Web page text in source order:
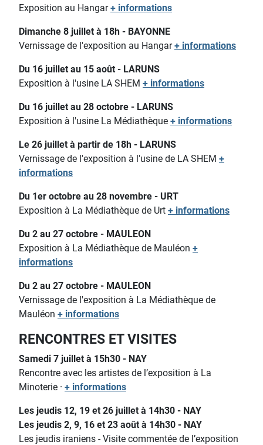
Exposition au Hangar+ informations
Dimanche 8 juillet à 18h - BAYONNE
Vernissage de l'exposition au Hangar+ informations
Du 16 juillet au 15 août - LARUNS
Exposition à l'usine LA SHEM + informations
Du 16 juillet au 28 octobre - LARUNS
Exposition à l'usine La Médiathèque + informations
Le 26 juillet à partir de 18h - LARUNS
Vernissage de l'exposition à l'usine de LA SHEM +
informations
Du 1er octobre au 28 novembre - URT
Exposition à La Médiathèque de Urt + informations
Du 2 au 27 octobre - MAULEON
Exposition à La Médiathèque de Mauléon +
informations
Du 2 au 27 octobre - MAULEON
Vernissage de l'exposition à La Médiathèque de
Mauléon + informations
RENCONTRES ET VISITES
Samedi 7 juillet à 15h30 - NAY
Rencontre avec les artistes de l’exposition à La
Minoterie · + informations
Les jeudis 12, 19 et 26 juillet à 14h30 - NAY
Les jeudis 2, 9, 16 et 23 août à 14h30 - NAY
Les jeudis iraniens - Visite commentée de l’exposition